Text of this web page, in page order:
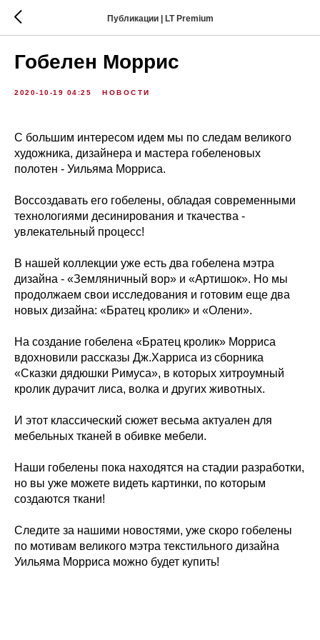
Публикации | LT Premium
Гобелен Моррис
2020-10-19 04:25 НОВОСТИ
С большим интересом идем мы по следам великого
художника, дизайнера и мастера гобеленовых
полотен - Уильяма Морриса.
Воссоздавать его гобелены, обладая современными
технологиями десинирования и ткачества -
увлекательный процесс!
В нашей коллекции уже есть два гобелена мэтра
дизайна - «Земляничный вор» и «Артишок». Но мы
продолжаем свои исследования и готовим еще два
новых дизайна: «Братец кролик» и «Олени».
На создание гобелена «Братец кролик» Морриса
вдохновили рассказы Дж.Харриса из сборника
«Сказки дядюшки Римуса», в которых хитроумный
кролик дурачит лиса, волка и других животных.
И этот классический сюжет весьма актуален для
мебельных тканей в обивке мебели.
Наши гобелены пока находятся на стадии разработки,
но вы уже можете видеть картинки, по которым
создаются ткани!
Следите за нашими новостями, уже скоро гобелены
по мотивам великого мэтра текстильного дизайна
Уильяма Морриса можно будет купить!